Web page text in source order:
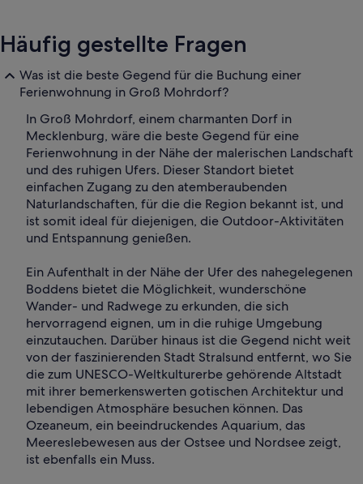
Häufig gestellte Fragen
Was ist die beste Gegend für die Buchung einer
Ferienwohnung in Groß Mohrdorf?
In Groß Mohrdorf, einem charmanten Dorf in
Mecklenburg, wäre die beste Gegend für eine
Ferienwohnung in der Nähe der malerischen Landschaft
und des ruhigen Ufers. Dieser Standort bietet
einfachen Zugang zu den atemberaubenden
Naturlandschaften, für die die Region bekannt ist, und
ist somit ideal für diejenigen, die Outdoor-Aktivitäten
und Entspannung genießen.
Ein Aufenthalt in der Nähe der Ufer des nahegelegenen
Boddens bietet die Möglichkeit, wunderschöne
Wander- und Radwege zu erkunden, die sich
hervorragend eignen, um in die ruhige Umgebung
einzutauchen. Darüber hinaus ist die Gegend nicht weit
von der faszinierenden Stadt Stralsund entfernt, wo Sie
die zum UNESCO-Weltkulturerbe gehörende Altstadt
mit ihrer bemerkenswerten gotischen Architektur und
lebendigen Atmosphäre besuchen können. Das
Ozeaneum, ein beeindruckendes Aquarium, das
Meereslebewesen aus der Ostsee und Nordsee zeigt,
ist ebenfalls ein Muss.